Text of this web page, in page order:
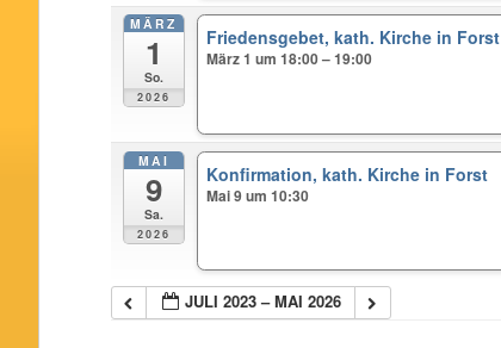
MÄRZ
1
So.
2026
Friedensgebet, kath. Kirche in Forst
März 1 um 18:00 – 19:00
MAI
9
Sa.
2026
Konfirmation, kath. Kirche in Forst
Mai 9 um 10:30
JULI 2023 – MAI 2026